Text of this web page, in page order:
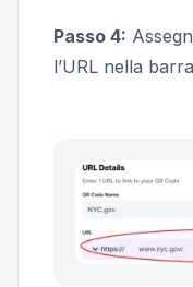
Passo 4:
l’URL nella